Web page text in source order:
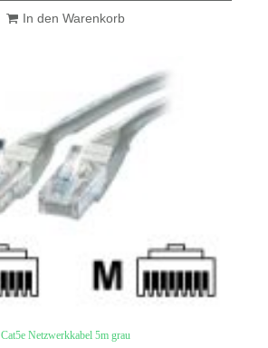
In den Warenkorb
Cat5e Netzwerkkabel 5m grau